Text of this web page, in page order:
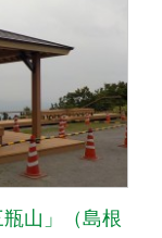
山」（島根